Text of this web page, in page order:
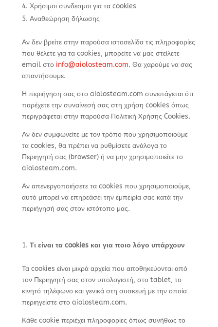
Χρήσιμοι συνδεσμοι για τα cookies
Αναθεώρηση δήλωσης
Αν δεν βρείτε στην παρούσα ιστοσελίδα τις πληροφορίες
που θέλετε για τα cookies, μπορείτε να μας στείλετε
email στο info@aiolosteam.com. Θα χαρούμε να σας
απαντήσουμε.
Η περιήγηση σας στο aiolosteam.com συνεπάγεται ότι
παρέχετε την συναίνεσή σας στη χρήση cookies όπως
περιγράφεται στην παρούσα Πολιτική Xρήσης Cookies.
Αν δεν συμφωνείτε με τον τρόπο που χρησιμοποιούμε
τα cookies, θα πρέπει να ρυθμίσετε ανάλογα το
Περιηγητή σας (browser) ή να μην χρησιμοποιείτε το
aiolosteam.com.
Αν απενεργοποιήσετε τα cookies που χρησιμοποιούμε,
αυτό μπορεί να επηρεάσει την εμπειρία σας κατά την
περιήγησή σας στον ιστότοπο μας.
Τι είναι τα cookiesκαι για ποιο λόγο υπάρχουν
Τα cookies είναι μικρά αρχεία που αποθηκεύονται από
τον Περιηγητή σας στον υπολογιστή, στο tablet, το
κινητό τηλέφωνο και γενικά στη συσκευή με την οποία
περιηγείστε στο aiolosteam.com.
Κάθε cookie περιέχει πληροφορίες όπως συνήθως το